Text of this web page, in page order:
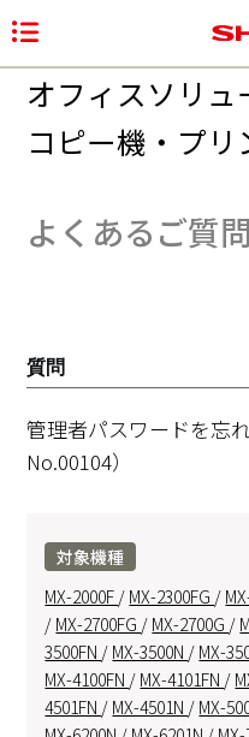
オフィスソリュ
コピー機・プリ
よくあるご質問
質問
管理者パスワードを忘
No.00104）
対象機種
MX-2000F / MX-2300FG /
/ MX-2700FG / MX-2700G /
3500FN / MX-3500N / MX-
MX-4100FN / MX-4101FN /
4501FN / MX-4501N / MX-